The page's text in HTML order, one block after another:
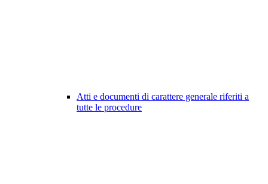
Atti e documenti di carattere generale riferiti a
tutte le procedure